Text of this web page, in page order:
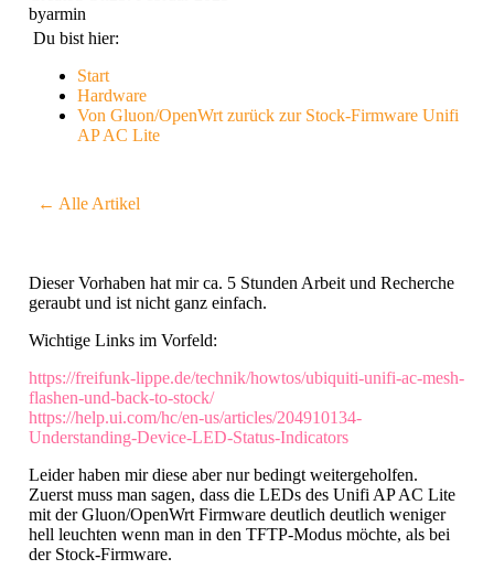
byarmin
Du bist hier:
Start
Hardware
Von Gluon/OpenWrt zurück zur Stock-Firmware Unifi
AP AC Lite
← Alle Artikel
Dieser Vorhaben hat mir ca. 5 Stunden Arbeit und Recherche
geraubt und ist nicht ganz einfach.
Wichtige Links im Vorfeld:
https://freifunk-lippe.de/technik/howtos/ubiquiti-unifi-ac-mesh-
flashen-und-back-to-stock/
https://help.ui.com/hc/en-us/articles/204910134-
Understanding-Device-LED-Status-Indicators
Leider haben mir diese aber nur bedingt weitergeholfen.
Zuerst muss man sagen, dass die LEDs des Unifi AP AC Lite
mit der Gluon/OpenWrt Firmware deutlich deutlich weniger
hell leuchten wenn man in den TFTP-Modus möchte, als bei
der Stock-Firmware.